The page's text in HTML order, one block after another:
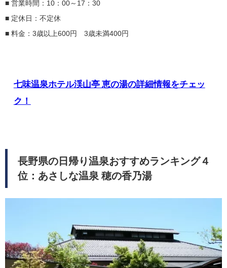
■ 営業時間：10：00～17：30
■ 定休日：不定休
■ 料金：3歳以上600円 3歳未満400円
七味温泉ホテル渓山亭 恵の湯の詳細情報をチェッ
ク！
長野県の日帰り温泉おすすめランキング４
位：あさしな温泉 穂の香乃湯